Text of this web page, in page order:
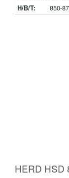
H/B/T:
850-
HERD HSD